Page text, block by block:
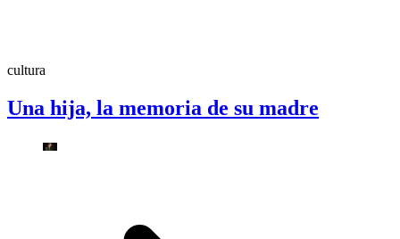
cultura
Una hija, la memoria de su madre